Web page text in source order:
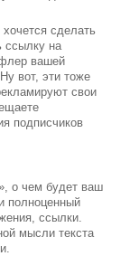
сделать
ссылку на
флер вашей
вот, эти тоже
свои
подписчиков
о чем будет ваш
полноценный
ссылки.
мысли текста